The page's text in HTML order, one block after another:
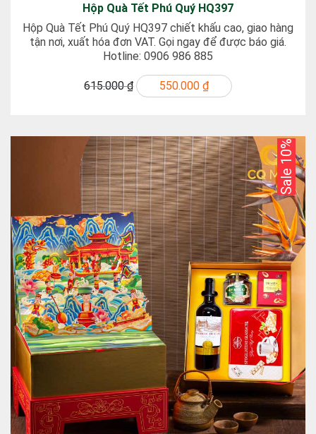
Hộp Quà Tết Phú Quý HQ397
Hộp Quà Tết Phú Quý HQ397 chiết khấu cao, giao hàng
tận nơi, xuất hóa đơn VAT. Gọi ngay để được báo giá.
Hotline: 0906 986 885
615.000 ₫ 550.000 ₫
Sale 10%